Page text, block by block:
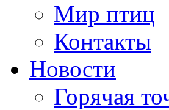
Мир птиц
Контакты
Новости
Горячая